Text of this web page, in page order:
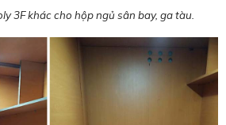
3F khác cho hộp ngủ sân bay, ga tàu.